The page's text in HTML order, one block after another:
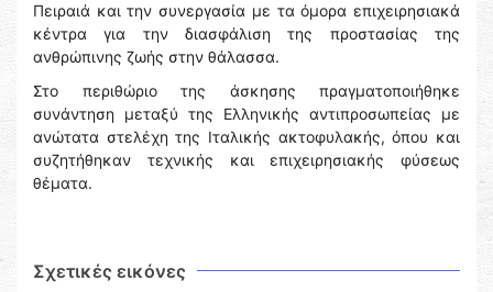
Πειραιά και την συνεργασία με τα όμορα επιχειρησιακά
κέντρα για την διασφάλιση της προστασίας της
ανθρώπινης ζωής στην θάλασσα.
Στο περιθώριο της άσκησης πραγματοποιήθηκε
συνάντηση μεταξύ της Ελληνικής αντιπροσωπείας με
ανώτατα στελέχη της Ιταλικής ακτοφυλακής, όπου και
συζητήθηκαν τεχνικής και επιχειρησιακής φύσεως
θέματα.
Σχετικές εικόνες